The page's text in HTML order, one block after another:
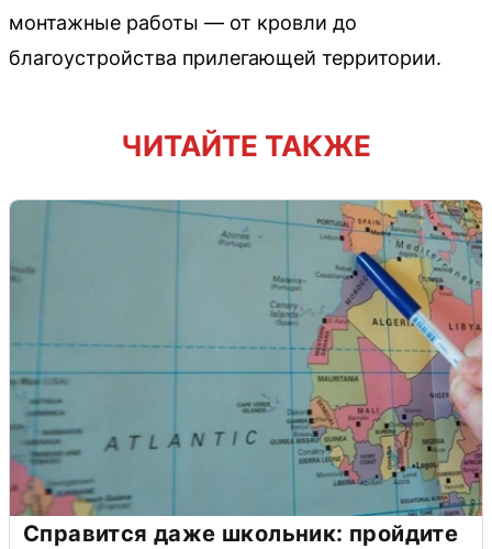
монтажные работы — от кровли до
благоустройства прилегающей территории.
ЧИТАЙТЕ ТАКЖЕ
Справится даже школьник: пройдите